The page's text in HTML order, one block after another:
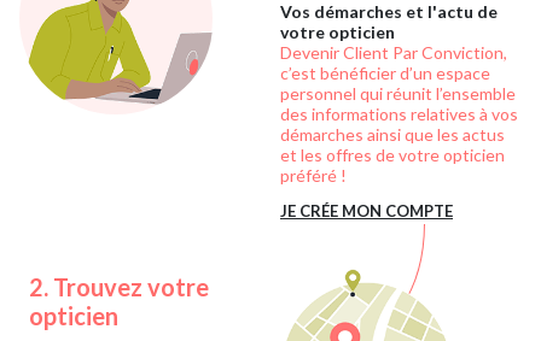
Vos démarches et l'actu de
votre opticien
Devenir Client Par Conviction,
c’est bénéficier d’un espace
personnel qui réunit l’ensemble
des informations relatives à vos
démarches ainsi que les actus
et les offres de votre opticien
préféré !
JE CRÉE MON COMPTE
2. Trouvez votre
opticien